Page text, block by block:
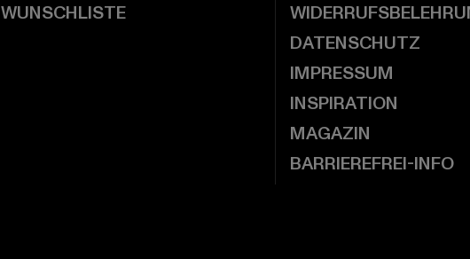
WUNSCHLISTE
DATENSCHUTZ
IMPRESSUM
INSPIRATION
MAGAZIN
BARRIEREFREI-INFO